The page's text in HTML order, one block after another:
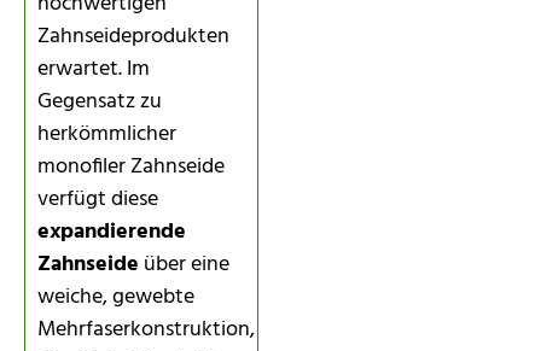
Zahnseideprodukten
erwartet. Im
Gegensatz zu
herkömmlicher
monofiler Zahnseide
verfügt diese
expandierende
Zahnseide über eine
weiche, gewebte
Mehrfaserkonstruktion,